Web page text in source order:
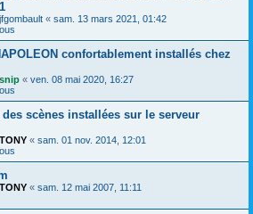
jfgombault « sam. 13 mars 2021, 01:42
confortablement installés chez
snip « ven. 08 mai 2020, 16:27
scènes installées sur le serveur
TONY « sam. 01 nov. 2014, 12:01
TONY « sam. 12 mai 2007, 11:11